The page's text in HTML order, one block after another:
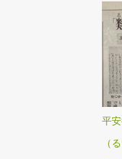
ト
す
業
す
ン
乖
ー
の
は
平
（